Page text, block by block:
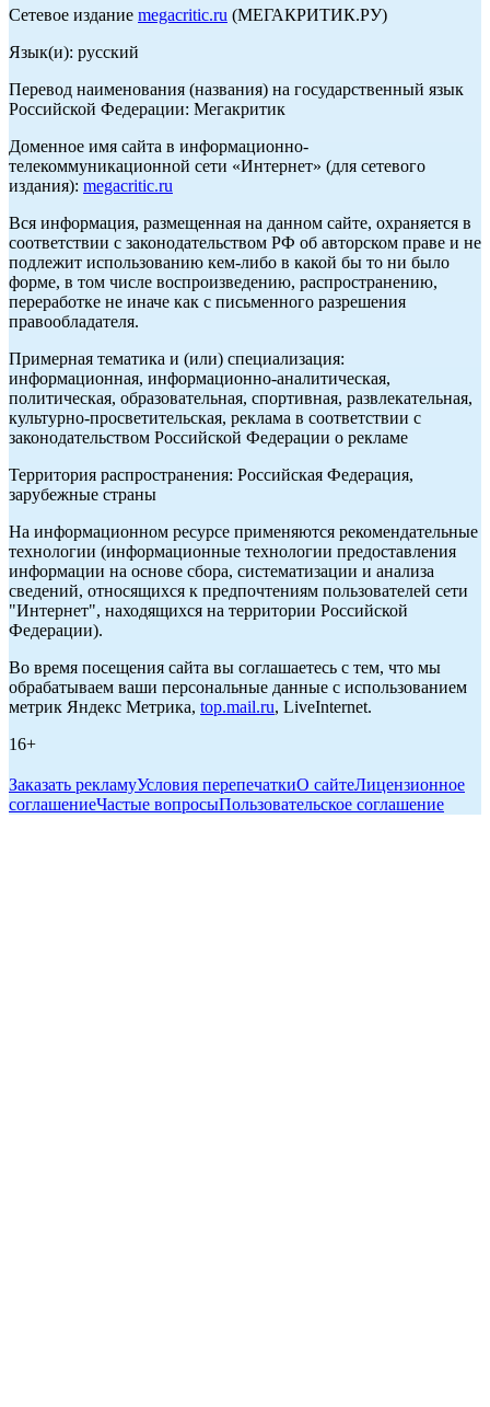
Сетевое издание megacritic.ru (МЕГАКРИТИК.РУ)
Язык(и): русский
Перевод наименования (названия) на государственный язык
Российской Федерации: Мегакритик
Доменное имя сайта в информационно-
телекоммуникационной сети «Интернет» (для сетевого
издания): megacritic.ru
Вся информация, размещенная на данном сайте, охраняется в
соответствии с законодательством РФ об авторском праве и не
подлежит использованию кем-либо в какой бы то ни было
форме, в том числе воспроизведению, распространению,
переработке не иначе как с письменного разрешения
правообладателя.
Примерная тематика и (или) специализация:
информационная, информационно-аналитическая,
политическая, образовательная, спортивная, развлекательная,
культурно-просветительская, реклама в соответствии с
законодательством Российской Федерации о рекламе
Территория распространения: Российская Федерация,
зарубежные страны
На информационном ресурсе применяются рекомендательные
технологии (информационные технологии предоставления
информации на основе сбора, систематизации и анализа
сведений, относящихся к предпочтениям пользователей сети
"Интернет", находящихся на территории Российской
Федерации).
Во время посещения сайта вы соглашаетесь с тем, что мы
обрабатываем ваши персональные данные с использованием
метрик Яндекс Метрика, top.mail.ru, LiveInternet.
16+
Заказать рекламуУсловия перепечаткиО сайтеЛицензионное
соглашениеЧастые вопросыПользовательское соглашение